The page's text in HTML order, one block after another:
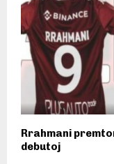
Rrahmani
debutoj